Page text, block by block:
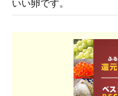
いい卵です。